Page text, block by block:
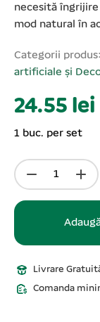
necesită
mod natural în
Categorii produs:
artificiale și
24.55 lei
1 buc. per set
Livrare
Comanda